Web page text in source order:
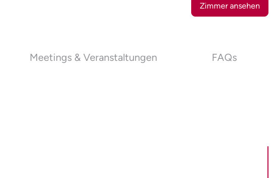
Zimmer ansehen
Meetings & Veranstaltungen FAQs